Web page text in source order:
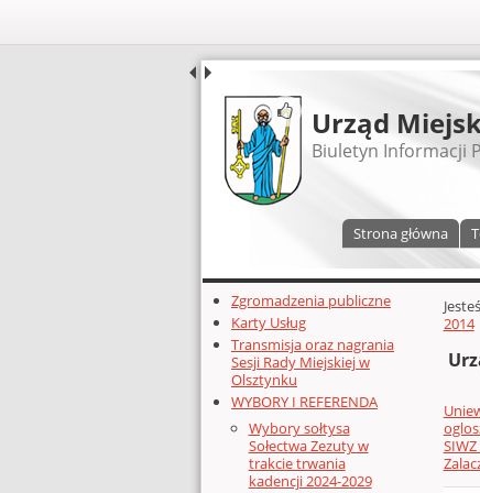
UDOSTĘPNIJ
Urząd
Biuletyn Informacji
Strona główna
Dodatkowe zasoby (lewa
Zgromadzenia publiczne
Karty Usług
Transmisja oraz nagrania
Sesji Rady Miejskiej w
Olsztynku
WYBORY I REFERENDA
Wybory sołtysa
Sołectwa Zezuty w
trakcie trwania
kadencji 2024-2029
2014